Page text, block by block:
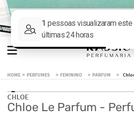
PERFUMES FEMININO PARFUM
CHLOE
Chloe Le Parfum -